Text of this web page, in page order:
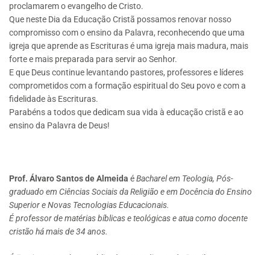
proclamarem o evangelho de Cristo.
Que neste Dia da Educação Cristã possamos renovar nosso
compromisso com o ensino da Palavra, reconhecendo que uma
igreja que aprende as Escrituras é uma igreja mais madura, mais
forte e mais preparada para servir ao Senhor.
E que Deus continue levantando pastores, professores e líderes
comprometidos com a formação espiritual do Seu povo e com a
fidelidade às Escrituras.
Parabéns a todos que dedicam sua vida à educação cristã e ao
ensino da Palavra de Deus!
Prof. Álvaro Santos de Almeida éBacharel em Teologia, Pós-
graduado em Ciências Sociais da Religião e em Docência do Ensino
Superior e Novas Tecnologias Educacionais.
É professor de matérias bíblicas e teológicas e atua como docente
cristão há mais de 34 anos.